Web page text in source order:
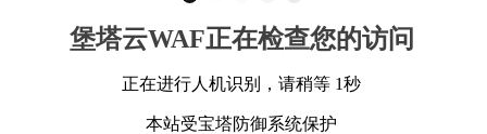
堡塔云WAF正在检查您的访问
正在进行人机识别，请稍等 1秒
本站受宝塔防御系统保护